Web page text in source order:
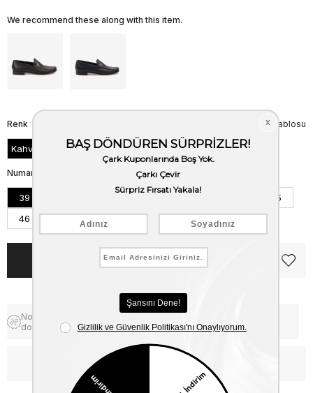
We recommend these along with this item.
Beden Tablosu
Renk
Kahve
Numara
39
45
46
Notify me when the price goes
down
Free Shipping
WhatsApp’tan Bilgi Al